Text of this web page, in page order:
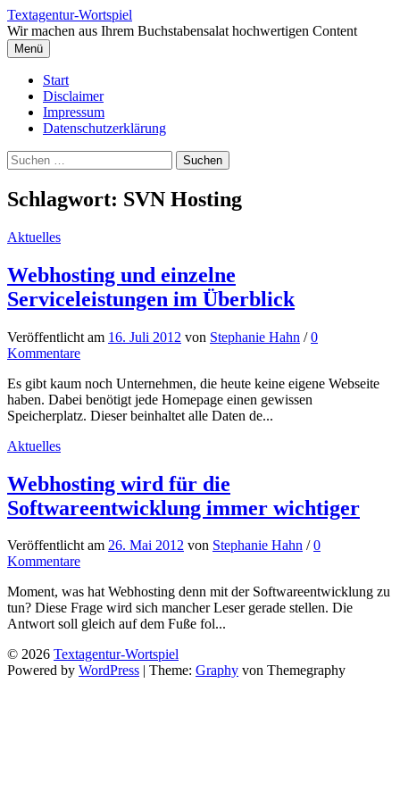
Springe
zum
Inhalt
Textagentur-Wortspiel
Wir machen aus Ihrem Buchstabensalat hochwertigen Content
Menü
Start
Disclaimer
Impressum
Datenschutzerklärung
Suchen
nach:
Schlagwort: SVN Hosting
Aktuelles
Webhosting und einzelne
Serviceleistungen im Überblick
Veröffentlicht am 16. Juli 2012 von Stephanie Hahn /0
Kommentare
Es gibt kaum noch Unternehmen, die heute keine eigene Webseite
haben. Dabei benötigt jede Homepage einen gewissen
Speicherplatz. Dieser beinhaltet alle Daten de...
Aktuelles
Webhosting wird für die
Softwareentwicklung immer wichtiger
Veröffentlichtam 26. Mai 2012 von Stephanie Hahn /0
Kommentare
Moment, was hat Webhosting denn mit der Softwareentwicklung zu
tun? Diese Frage wird sich mancher Leser gerade stellen. Die
Antwort soll gleich auf dem Fuße fol...
© 2026 Textagentur-Wortspiel
Powered by WordPress | Theme: Graphy von Themegraphy